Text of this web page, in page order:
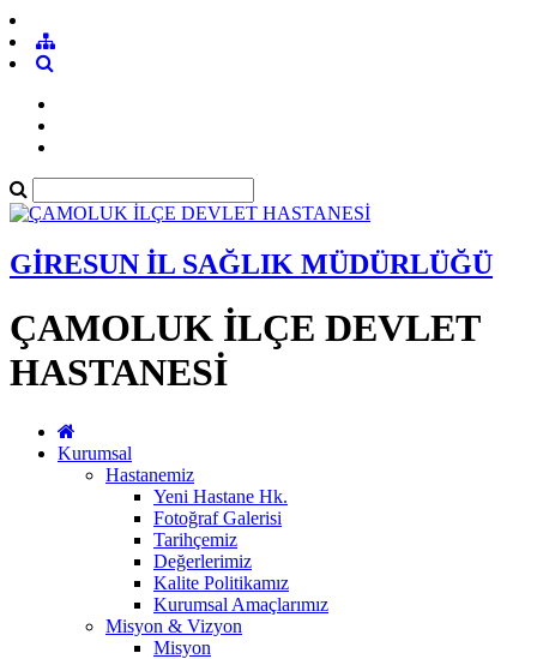
GİRESUN İL SAĞLIK MÜDÜRLÜĞÜ
ÇAMOLUK İLÇE DEVLET
HASTANESİ
Kurumsal
Hastanemiz
Yeni Hastane Hk.
Fotoğraf Galerisi
Tarihçemiz
Değerlerimiz
Kalite Politikamız
Kurumsal Amaçlarımız
Misyon & Vizyon
Misyon